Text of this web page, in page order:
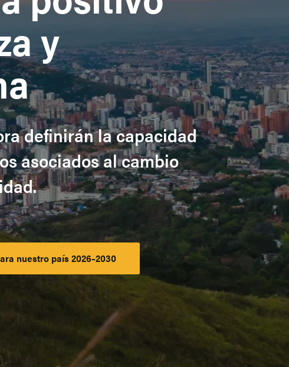
y
definirán la capacidad
asociados al cambio
nuestro país 2026–2030